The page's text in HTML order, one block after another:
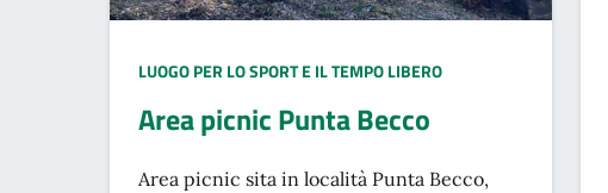
TIPO LUOGO:
LUOGO PER LO SPORT E IL TEMPO LIBERO
Area picnic Punta Becco
Area picnic sita in località Punta Becco,